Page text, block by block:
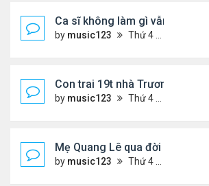
Ca sĩ không làm gì vẫn kiếm
by music123 Thứ 4 Tháng 8 05, 2026 7:11 pm
Con trai 19t nhà Trương Bá
by music123 Thứ 4 Tháng 8 05, 2026 7:03 pm
Mẹ Quang Lê qua đời sau 2
by music123 Thứ 4 Tháng 8 05, 2026 6:53 pm